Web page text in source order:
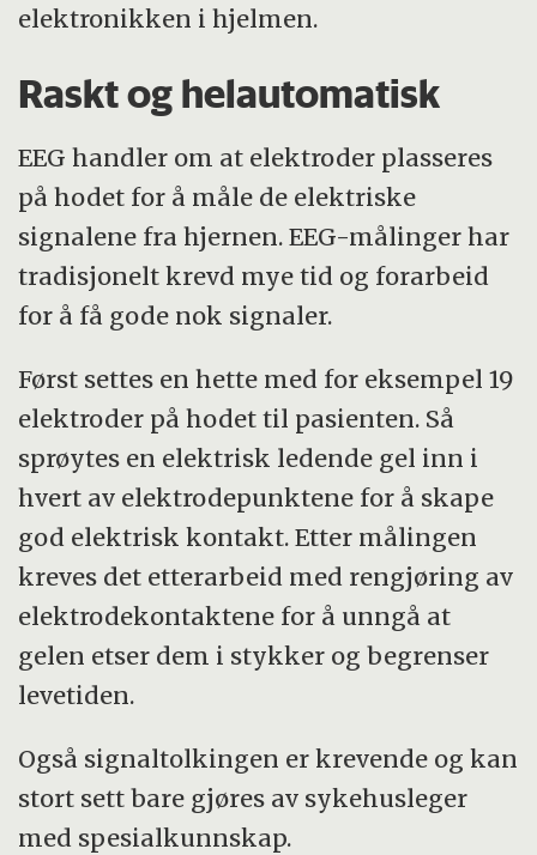
elektronikken i hjelmen.
Raskt og helautomatisk
EEG handler om at elektroder plasseres
på hodet for å måle de elektriske
signalene fra hjernen. EEG-målinger har
tradisjonelt krevd mye tid og forarbeid
for å få gode nok signaler.
Først settes en hette med for eksempel 19
elektroder på hodet til pasienten. Så
sprøytes en elektrisk ledende gel inn i
hvert av elektrodepunktene for å skape
god elektrisk kontakt. Etter målingen
kreves det etterarbeid med rengjøring av
elektrodekontaktene for å unngå at
gelen etser dem i stykker og begrenser
levetiden.
Også signaltolkingen er krevende og kan
stort sett bare gjøres av sykehusleger
med spesialkunnskap.